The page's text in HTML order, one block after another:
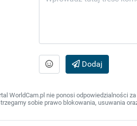
Dodaj
WorldCam.pl nie ponosi odpowiedzialności
sobie prawo blokowania, usuwania